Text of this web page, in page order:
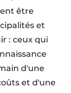
être
et
: ceux qui
d'une
et d'une